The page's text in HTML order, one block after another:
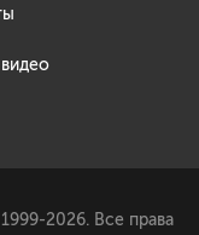
2026. Все права